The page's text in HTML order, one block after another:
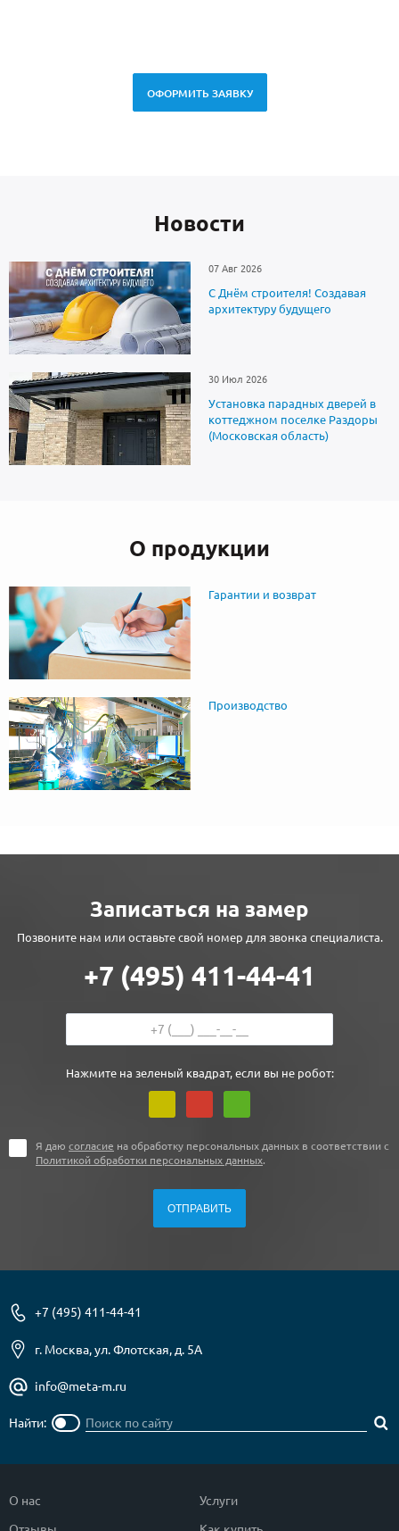
ОФОРМИТЬ ЗАЯВКУ
Новоcти
07 Авг 2026
С Днём строителя! Создавая
архитектуру будущего
30 Июл 2026
Установка парадных дверей в
коттеджном поселке Раздоры
(Московская область)
О продукции
Гарантии и возврат
Производство
Записаться на замер
Позвоните нам или оставьте свой номер для звонка специалиста.
+7 (495) 411-44-41
Нажмите на зеленый квадрат, если вы не робот:
Я даю согласие на обработку персональных данных в соответствии с
Политикой обработки персональных данных.
+7 (495) 411-44-41
г. Москва, ул. Флотская, д. 5А
info@meta-m.ru
Найти:
О нас
Услуги